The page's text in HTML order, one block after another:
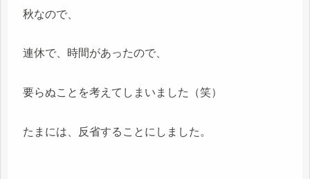
秋なので、
連休で、時間があったので、
要らぬことを考えてしまいました（笑）
たまには、反省することにしました。